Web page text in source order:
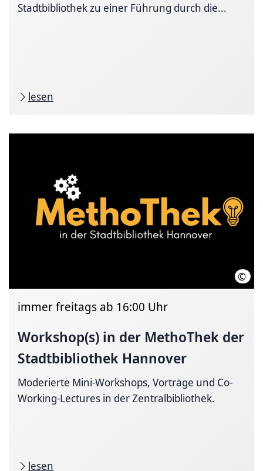
Stadtbibliothek zu einer Führung durch die...
lesen
©
immer freitags ab 16:00 Uhr
Workshop(s) in der MethoThek der
Stadtbibliothek Hannover
Moderierte Mini-Workshops, Vorträge und Co-
Working-Lectures in der Zentralbibliothek.
lesen